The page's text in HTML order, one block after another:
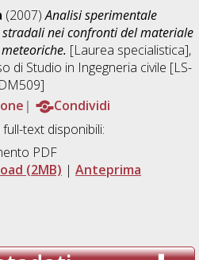
(2007)Analisi sperimentale
nei confronti del materiale
[Laurea specialistica],
di Studio in Ingegneria civile [LS-
DM509]
Condividi
text disponibili:
PDF
(2MB) | Anteprima